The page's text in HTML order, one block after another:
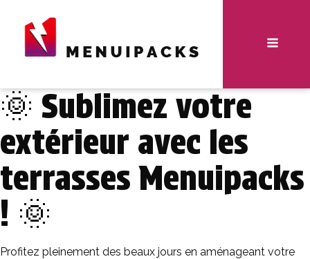
🌞 Sublimez votre
extérieur avec les
terrasses Menuipacks
! 🌞
Profitez pleinement des beaux jours en aménageant votre